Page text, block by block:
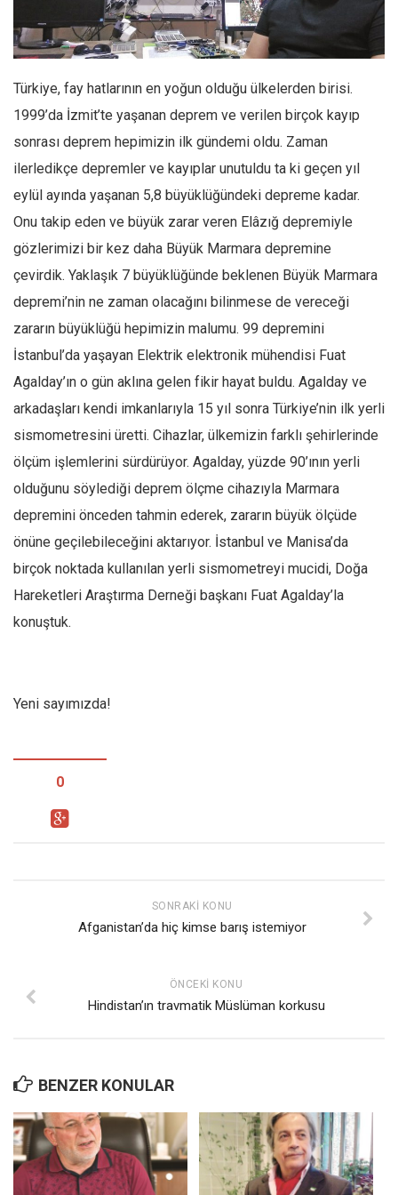
Facebook
Instagram
Editörden
Kemal Özer
Mahmut Toptaş
Yvonne Ridley
Barış Tarımcıoğlu
Ömer Kayani
Yusuf Armağan
Hasanali Yıldırım
Leyla Şerif Emin
Mehmet Ali Tekin
Abir E. Nahas
Amina S. Jenenkovic
Bağdagül Öz
Esra Elönü
» Yazar arşivi
Bu Sayı
Kültür Sanat
Karisi kitap sualleri
7 soruda bu hafta
Ekonomi
Gıda-Beslenme
Avrupa
Asya
Afrika
İslam Dünyası
Türkiye, fay hatlarının en yoğun olduğu ülkelerden birisi.
1999’da İzmit’te yaşanan deprem ve verilen birçok kayıp
sonrası deprem hepimizin ilk gündemi oldu. Zaman
ilerledikçe depremler ve kayıplar unutuldu ta ki geçen yıl
eylül ayında yaşanan 5,8 büyüklüğündeki depreme kadar.
Onu takip eden ve büyük zarar veren Elâzığ depremiyle
gözlerimizi bir kez daha Büyük Marmara depremine
çevirdik. Yaklaşık 7 büyüklüğünde beklenen Büyük Marmara
depremi’nin ne zaman olacağını bilinmese de vereceği
zararın büyüklüğü hepimizin malumu. 99 depremini
İstanbul’da yaşayan Elektrik elektronik mühendisi Fuat
Agalday’ın o gün aklına gelen fikir hayat buldu. Agalday ve
arkadaşları kendi imkanlarıyla 15 yıl sonra Türkiye’nin ilk yerli
sismometresini üretti. Cihazlar, ülkemizin farklı şehirlerinde
ölçüm işlemlerini sürdürüyor. Agalday, yüzde 90’ının yerli
olduğunu söylediği deprem ölçme cihazıyla Marmara
depremini önceden tahmin ederek, zararın büyük ölçüde
önüne geçilebileceğini aktarıyor. İstanbul ve Manisa’da
birçok noktada kullanılan yerli sismometreyi mucidi, Doğa
Hareketleri Araştırma Derneği başkanı Fuat Agalday’la
konuştuk.
Yeni sayımızda!
0
SONRAKI KONU
Afganistan’da hiç kimse barış istemiyor
ÖNCEKI KONU
Hindistan’ın travmatik Müslüman korkusu
BENZER KONULAR